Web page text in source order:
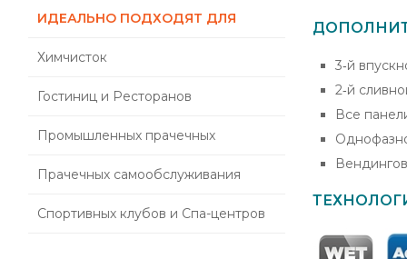
ИДЕАЛЬНО ПОДХОДЯТ ДЛЯ
Химчисток
Гостиниц и Ресторанов
Промышленных прачечных
Прачечных самообслуживания
Спортивных клубов и Спа-центров
3‐й
2‐й
Все